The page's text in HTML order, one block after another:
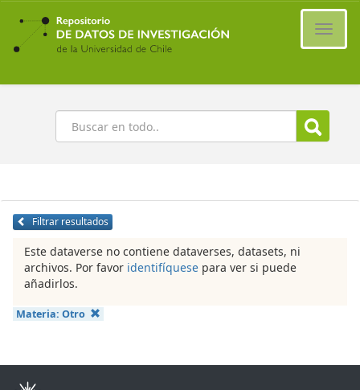
Ir
contenido
principal
Buscar
Filtrar resultados
Este dataverse no contiene dataverses, datasets, ni
archivos. Por favor identifíquese para ver si puede
añadirlos.
Materia: Otro